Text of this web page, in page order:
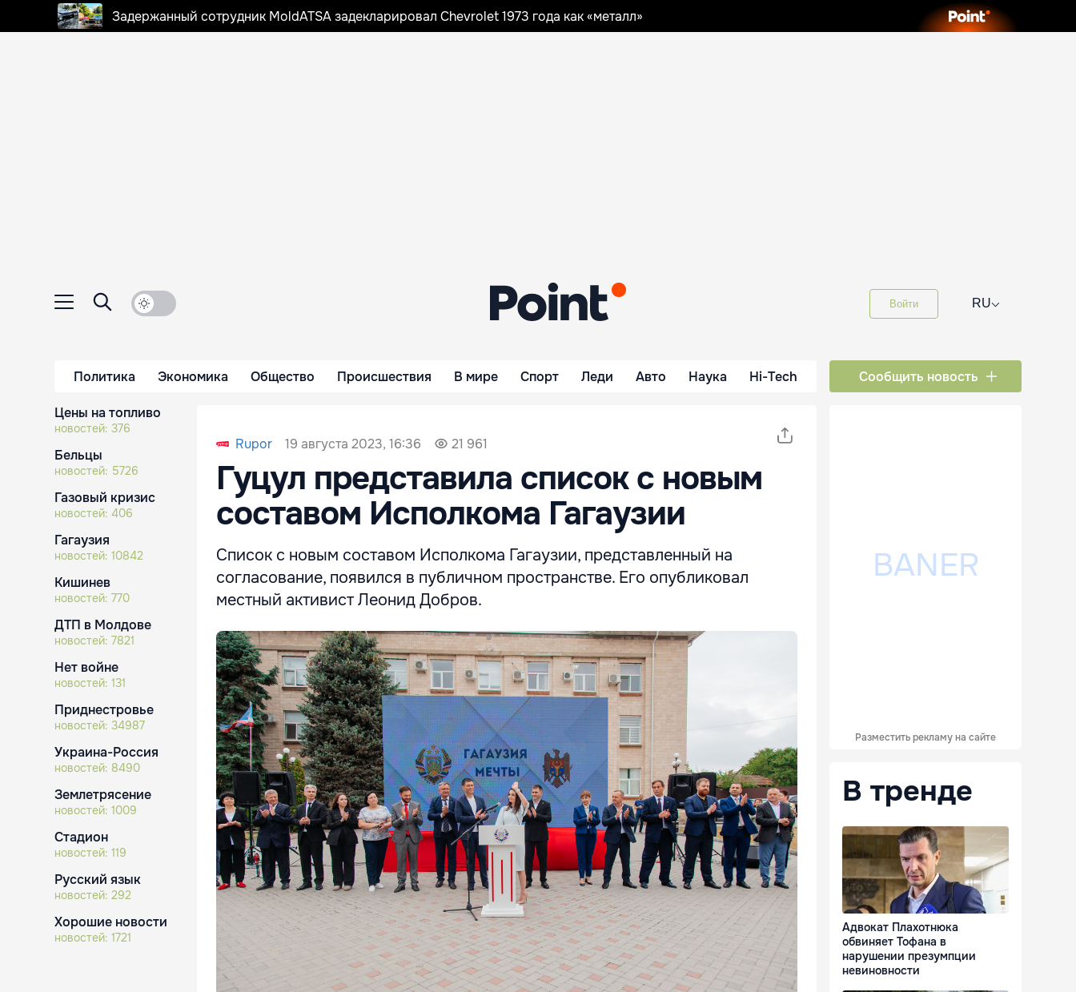
Задержанный сотрудник MoldATSA задекларировал Chevrolet 1973 года как «металл»
Войти RU⌵
Политика Экономика Общество Происшествия В мире Спорт Леди Авто Наука Hi-Tech Сообщить новость
Цены на топливо
новостей: 376
Бельцы
новостей: 5726
Газовый кризис
новостей: 406
Гагаузия
новостей: 10842
Кишинев
новостей: 770
ДТП в Молдове
новостей: 7821
Нет войне
новостей: 131
Приднестровье
новостей: 34987
Украина-Россия
новостей: 8490
Землетрясение
новостей: 1009
Стадион
новостей: 119
Русский язык
новостей: 292
Хорошие новости
новостей: 1721
Rupor 19 августа 2023, 16:36 21 961
Гуцул представила список с новым
составом Исполкома Гагаузии
Список с новым составом Исполкома Гагаузии, представленный на
согласование, появился в публичном пространстве. Его опубликовал
местный активист Леонид Добров.
Разместить рекламу на сайте
В тренде
Адвокат Плахотнюка
обвиняет Тофана в
нарушении презумпции
невиновности